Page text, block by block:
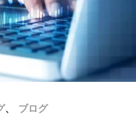
、 ブログ